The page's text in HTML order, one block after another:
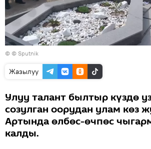
© © Sputnik
Жазылуу
Улуу талант былтыр күздө
созулган оорудан улам көз
Артында өлбөс-өчпөс
калды.